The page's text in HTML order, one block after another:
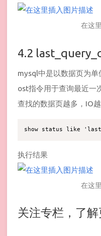
在这
4.2
mysql中是以数据页为
ost指令用于查询最近一
查找的数据页越多，IO
执行结果
在这
关注专栏，了